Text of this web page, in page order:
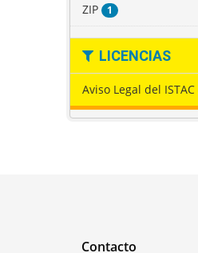
ZIP 1
LICENCIAS
Aviso Legal del ISTAC
Contacto